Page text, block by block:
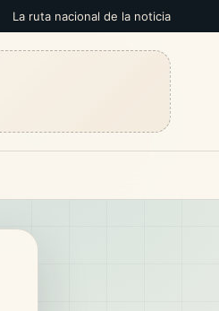
La ruta nacional de la noticia